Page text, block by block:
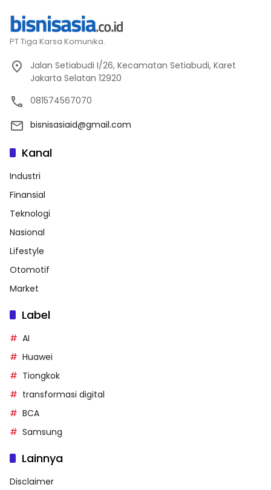
PT Tiga Karsa Komunika.
Jalan Setiabudi I/26, Kecamatan Setiabudi, Karet
Jakarta Selatan 12920
081574567070
bisnisasiaid@gmail.com
Kanal
Industri
Finansial
Teknologi
Nasional
Lifestyle
Otomotif
Market
Label
AI
Huawei
Tiongkok
transformasi digital
BCA
Samsung
Lainnya
Disclaimer